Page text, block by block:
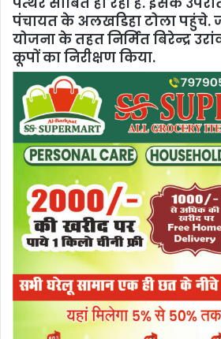
पंचायत के अलखडिहा टोला पहुंचे.
योजना के तहत निर्मित बिरेन्द्र
कूपों का निरीक्षण किया.